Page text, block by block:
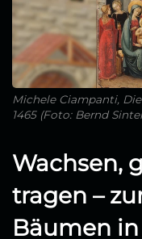
Michele Ciampanti,
1465 (Foto: Bernd
Wachsen,
tragen –
Bäumen